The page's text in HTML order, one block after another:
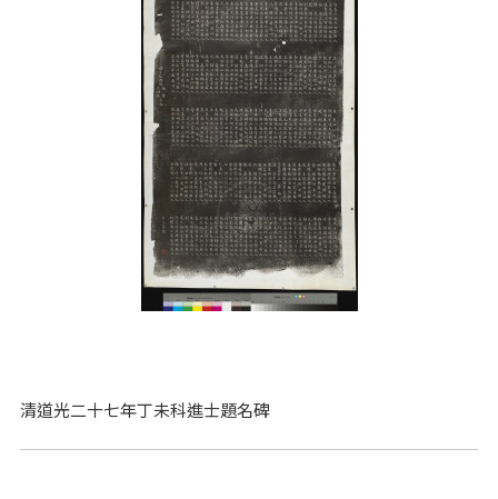
清道光二十七年丁未科進士題名碑